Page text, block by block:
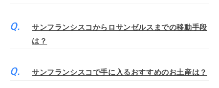
サンフランシスコからロサンゼルスまでの移動手段
は？
サンフランシスコで手に入るおすすめのお土産は？